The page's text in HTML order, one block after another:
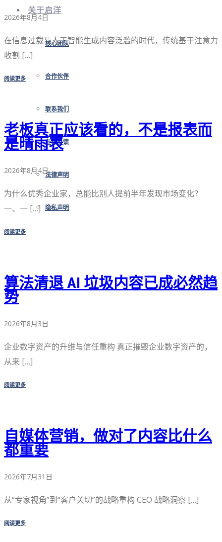
关于启洋
核心团队
合作伙伴
联系我们
在线反馈
法律声明
隐私声明
2026年8月4日
在信息过载与人工智能生成内容泛滥的时代，传统基于注意力
收割 […]
阅读更多
老板真正应该看的，不是报表而
是晴雨表
2026年8月4日
为什么优秀企业家，总能比别人提前半年发现市场变化？
一、一 […]
阅读更多
算法清退 AI 垃圾内容已成必然趋
势
2026年8月3日
企业数字资产的升维与信任重构 真正摧毁企业数字资产的，
从来 […]
阅读更多
自媒体营销，做对了内容比什么
都重要
2026年7月31日
从“专家视角”到“客户关切”的战略重构 CEO 战略洞察 […]
阅读更多